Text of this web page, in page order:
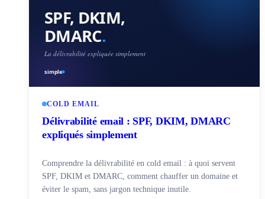
COLD EMAIL
Délivrabilité email : SPF, DKIM, DMARC
expliqués simplement
Comprendre la délivrabilité en cold email : à quoi servent
SPF, DKIM et DMARC, comment chauffer un domaine et
éviter le spam, sans jargon technique inutile.